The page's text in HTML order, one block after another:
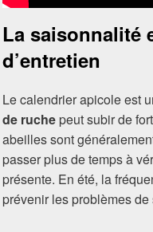
La saisonnalité
d’entretien
Le calendrier apicole est
de ruche peut subir de
abeilles sont
passer plus de temps à
présente. En été, la
prévenir les problèmes